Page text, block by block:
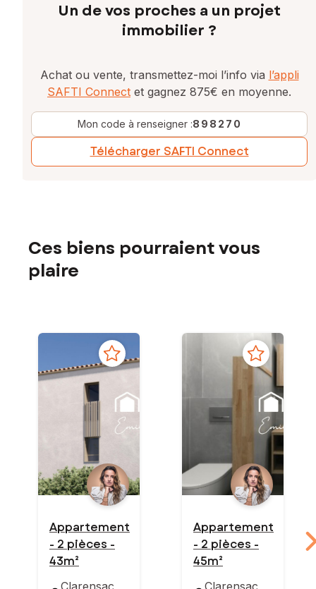
Un de vos proches a un projet
immobilier ?
Achat ou vente, transmettez-moi l’info via l’appli
SAFTI Connect et gagnez 875€ en moyenne.
Mon code à renseigner :898270
Télécharger SAFTI Connect
Ces biens pourraient vous
plaire
Appartement
- 2 pièces -
43m²
Clarensac
Appartement
- 2 pièces -
45m²
Clarensac